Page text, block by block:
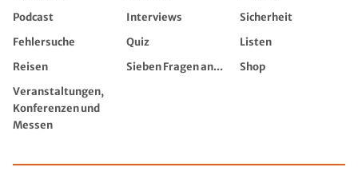
Podcast
Interviews
Sicherheit
Fehlersuche
Quiz
Listen
Reisen
Sieben Fragen an...
Shop
Veranstaltungen,
Konferenzen und
Messen